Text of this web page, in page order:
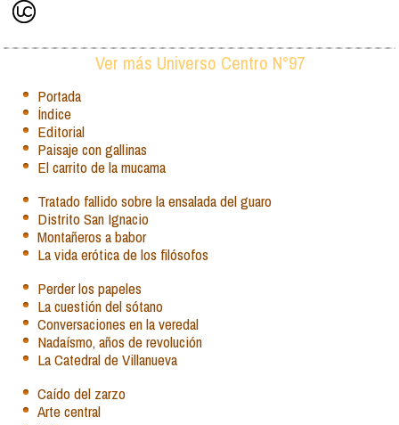
Ver más Universo Centro N°97
Portada
Índice
Editorial
Paisaje con gallinas
El carrito de la mucama
Tratado fallido sobre la ensalada del guaro
Distrito San Ignacio
Montañeros a babor
La vida erótica de los filósofos
Perder los papeles
La cuestión del sótano
Conversaciones en la veredal
Nadaísmo, años de revolución
La Catedral de Villanueva
Caído del zarzo
Arte central